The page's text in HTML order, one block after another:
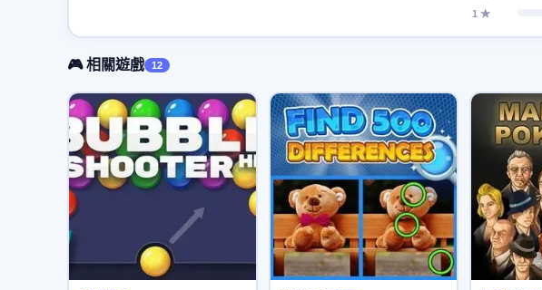
1 ★
🎮 相關遊戲 12